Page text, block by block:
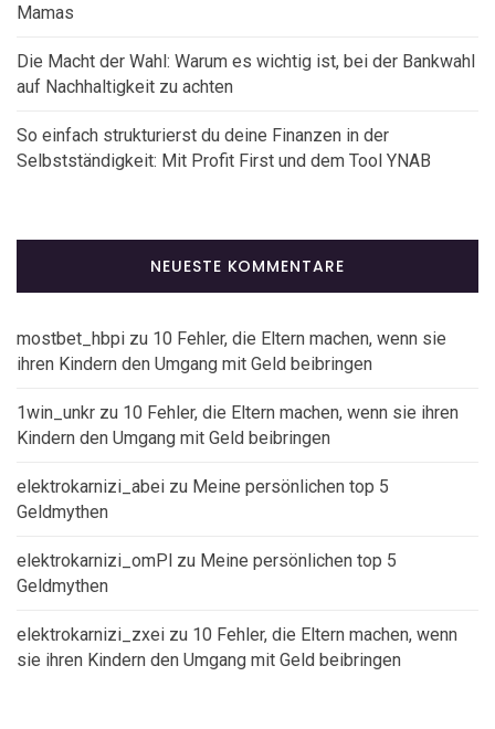
Mamas
Die Macht der Wahl: Warum es wichtig ist, bei der Bankwahl
auf Nachhaltigkeit zu achten
So einfach strukturierst du deine Finanzen in der
Selbstständigkeit: Mit Profit First und dem Tool YNAB
NEUESTE KOMMENTARE
mostbet_hbpi zu 10 Fehler, die Eltern machen, wenn sie
ihren Kindern den Umgang mit Geld beibringen
1win_unkr zu 10 Fehler, die Eltern machen, wenn sie ihren
Kindern den Umgang mit Geld beibringen
elektrokarnizi_abei zu Meine persönlichen top 5
Geldmythen
elektrokarnizi_omPl zu Meine persönlichen top 5
Geldmythen
elektrokarnizi_zxei zu 10 Fehler, die Eltern machen, wenn
sie ihren Kindern den Umgang mit Geld beibringen